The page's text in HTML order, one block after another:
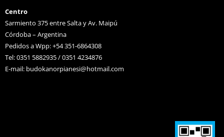
Centro
Sarmiento 375 entre Salta y Av. Maipú
Córdoba – Argentina
Pedidos a Wpp: +54 351-6864308
Tel: 0351 5882935 / 0351 4234876
E-mail: budokanorpianesi@hotmail.com